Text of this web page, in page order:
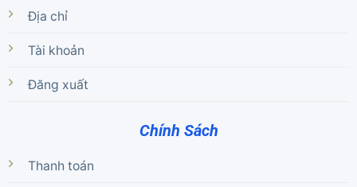
Địa chỉ
Tài khoản
Đăng xuất
Chính Sách
Thanh toán